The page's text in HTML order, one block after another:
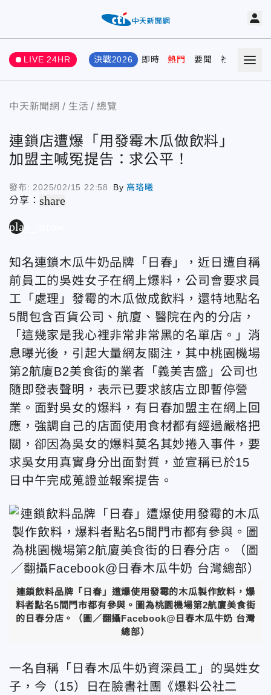
LIVE 24HR 決戰2026 即時 熱門 要聞 社會 娛樂
中天新聞網 生活 總覽
連鎖店遭爆「用發霉木瓜做飲料」
加盟主喊冤提告：求公平！
發布: 2025/02/15 22:58 By高珞曦
分享：share
play_arrow
知名連鎖木瓜牛奶品牌「日春」，近日遭自稱
前員工的吳姓女子在網上爆料，公司會要求員
工「處理」發霉的木瓜做成飲料，還特地點名
5間包含百貨公司、航廈、醫院在內的分店，
「這幾家是我心裡非常非常黑的名單店。」消
息曝光後，引起大量網友關注，其中桃園機場
第2航廈B2美食街的業者「義美吉盛」公司也
隨即發表聲明，表示已要求該店立即暫停營
業。面對吳女的爆料，有日春加盟主在網上回
應，強調自己的店面使用食材都有經過嚴格把
關，卻因為吳女的爆料莫名其妙捲入事件，要
求吳女用真實身分出面對質，並宣稱已於15
日中午完成蒐證並報案提告。
連鎖飲料品牌「日春」遭爆使用發霉的木瓜製作飲料，爆
料者點名5間門市都有參與。圖為桃園機場第2航廈美食街
的日春分店。（圖／翻攝Facebook@日春木瓜牛奶 台灣
總部）
一名自稱「日春木瓜牛奶資深員工」的吳姓女
子，今（15）日在臉書社團《爆料公社二